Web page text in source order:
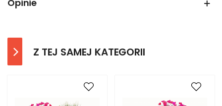
Opinie
Z TEJ SAMEJ KATEGORII